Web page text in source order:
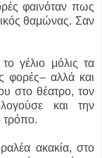
φαινόταν πως
θαμώνας. Σαν
γέλιο μόλις τα
φορές– αλλά και
στο θέατρο, τον
και την
τρόπο.
ακακία, στο